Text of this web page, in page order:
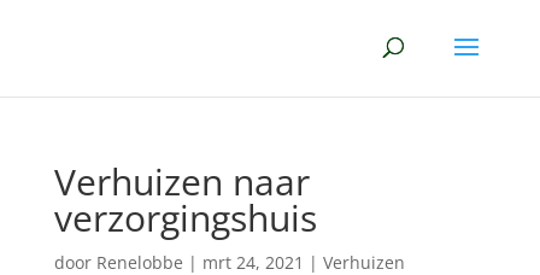
Verhuizen naar
verzorgingshuis
door Renelobbe | mrt 24, 2021 | Verhuizen